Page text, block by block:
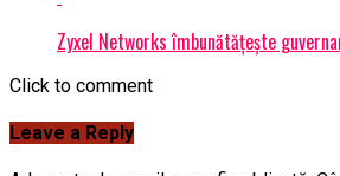
Zyxel Networks îmbunătățește
Click to comment
Leave a Reply